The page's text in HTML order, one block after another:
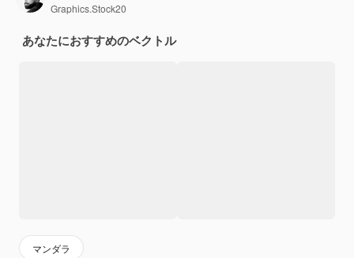
Graphics.Stock20
あなたにおすすめのベクトル
マンダラ